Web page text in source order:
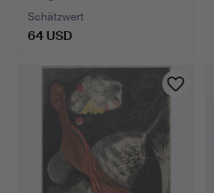
Schätzwert
64 USD